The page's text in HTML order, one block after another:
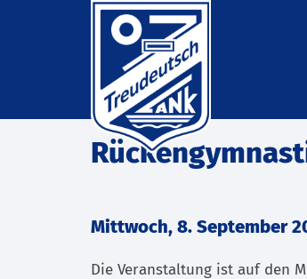
Mittwoch, 8. September
Die Veranstaltung ist auf den